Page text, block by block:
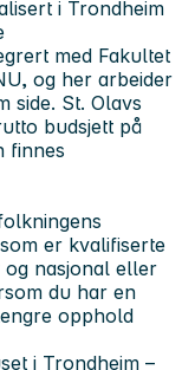
i Trondheim
med Fakultet
og her arbeider
side. St. Olavs
budsjett på
finnes
er kvalifiserte
og nasjonal eller
du har en
opphold
i Trondheim –